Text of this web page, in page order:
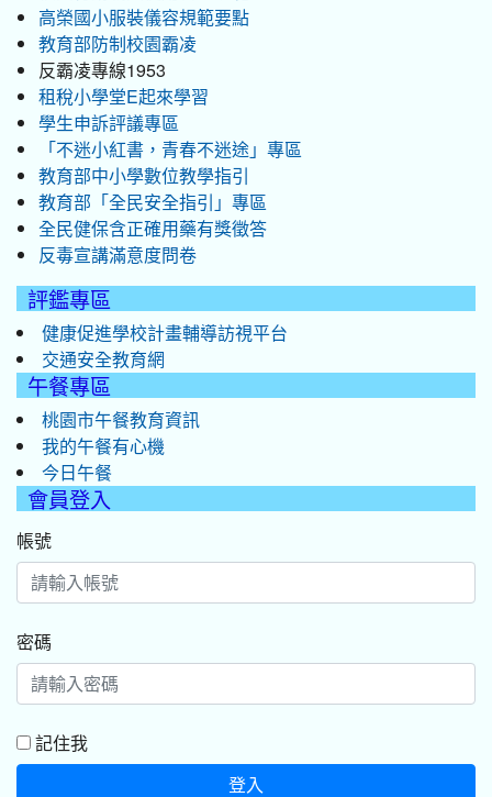
高榮國小服裝儀容規範要點
教育部防制校園霸凌
反霸凌專線1953
租稅小學堂E起來學習
學生申訴評議專區
「不迷小紅書，青春不迷途」專區
教育部中小學數位教學指引
教育部「全民安全指引」專區
全民健保含正確用藥有獎徵答
反毒宣講滿意度問卷
評鑑專區
健康促進學校計畫輔導訪視平台
交通安全教育網
午餐專區
桃園市午餐教育資訊
我的午餐有心機
今日午餐
會員登入
帳號
密碼
記住我
登入